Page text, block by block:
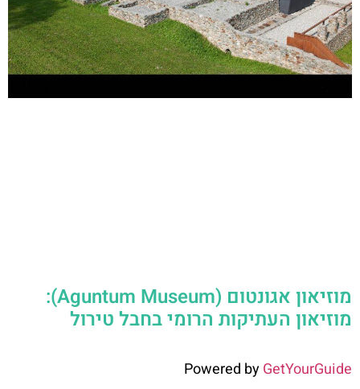
מוזיאון אגונטום (Aguntum Museum):
מוזיאון העתיקות הרומי בחבל טירול
Powered byGetYourGuide